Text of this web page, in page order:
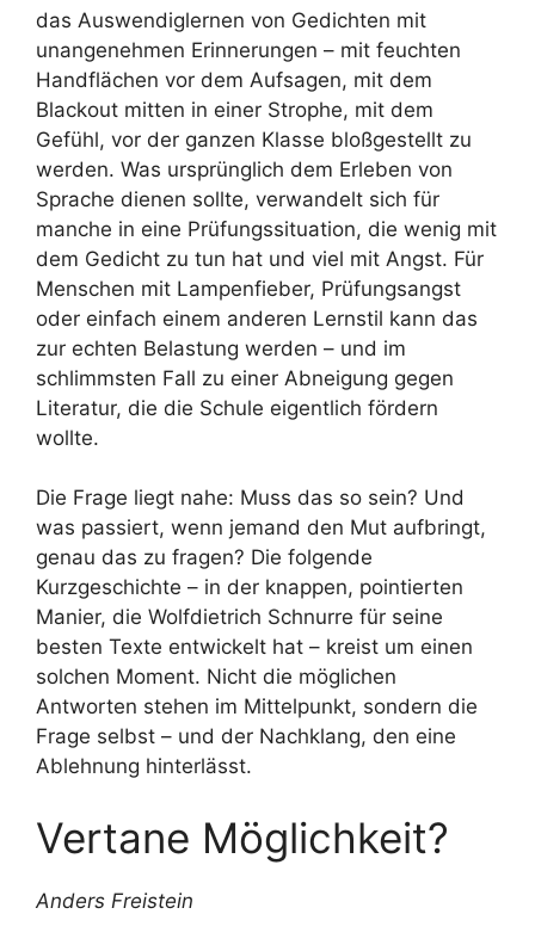
das Auswendiglernen von Gedichten mit
unangenehmen Erinnerungen – mit feuchten
Handflächen vor dem Aufsagen, mit dem
Blackout mitten in einer Strophe, mit dem
Gefühl, vor der ganzen Klasse bloßgestellt zu
werden. Was ursprünglich dem Erleben von
Sprache dienen sollte, verwandelt sich für
manche in eine Prüfungssituation, die wenig mit
dem Gedicht zu tun hat und viel mit Angst. Für
Menschen mit Lampenfieber, Prüfungsangst
oder einfach einem anderen Lernstil kann das
zur echten Belastung werden – und im
schlimmsten Fall zu einer Abneigung gegen
Literatur, die die Schule eigentlich fördern
wollte.
Die Frage liegt nahe: Muss das so sein? Und
was passiert, wenn jemand den Mut aufbringt,
genau das zu fragen? Die folgende
Kurzgeschichte – in der knappen, pointierten
Manier, die Wolfdietrich Schnurre für seine
besten Texte entwickelt hat – kreist um einen
solchen Moment. Nicht die möglichen
Antworten stehen im Mittelpunkt, sondern die
Frage selbst – und der Nachklang, den eine
Ablehnung hinterlässt.
Vertane Möglichkeit?
Anders Freistein